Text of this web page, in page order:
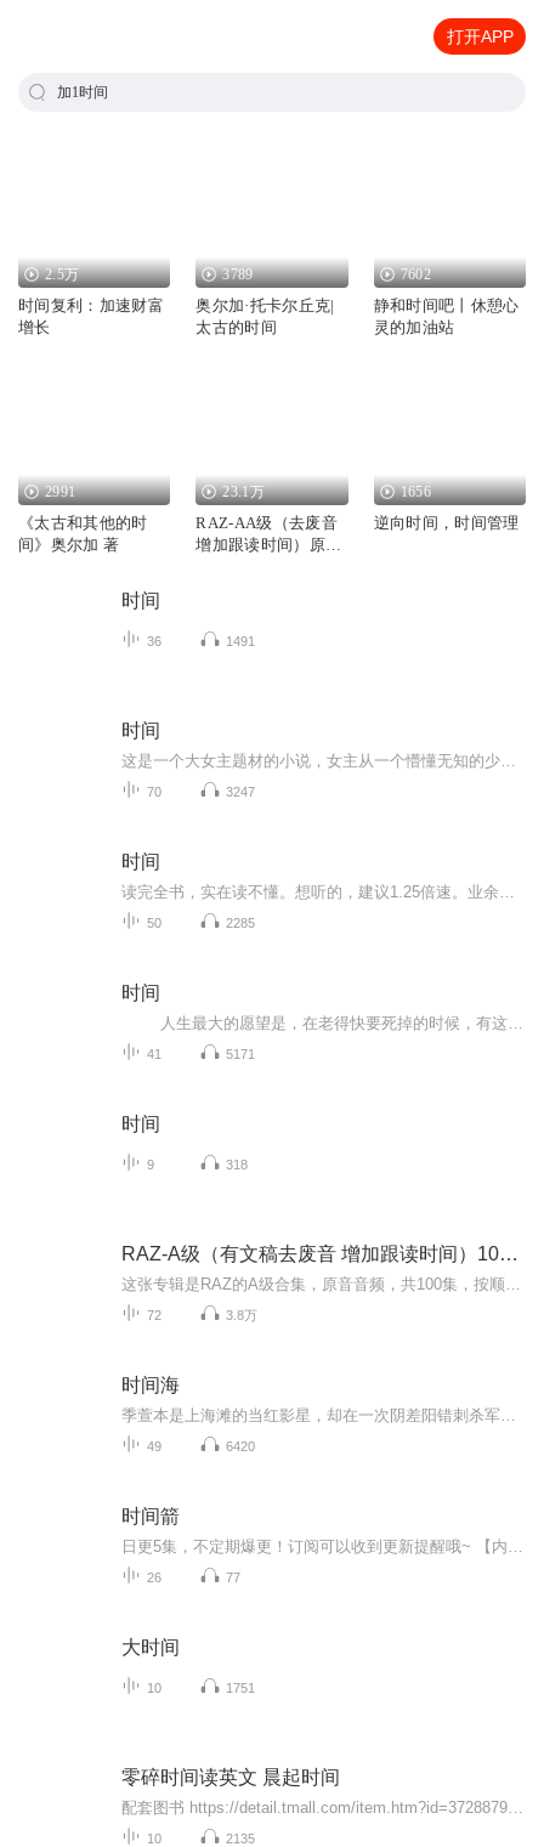
打开APP
加1时间
2.5万
时间复利：加速财富
增长
3789
奥尔加·托卡尔丘克|
太古的时间
7602
静和时间吧丨休憩心
灵的加油站
2991
《太古和其他的时
间》奥尔加 著
23.1万
RAZ-AA级（去废音
增加跟读时间）原音
1656
逆向时间，时间管理
时间
36 1491
时间
70 3247
时间
50 2285
时间
41 5171
时间
9 318
RAZ-A级（有文稿去废音 增加跟读时间）100集
72 3.8万
时间海
49 6420
时间箭
26 77
大时间
10 1751
零碎时间读英文 晨起时间
10 2135